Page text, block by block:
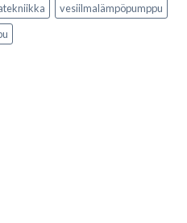
vesiilmalämpöpumppu